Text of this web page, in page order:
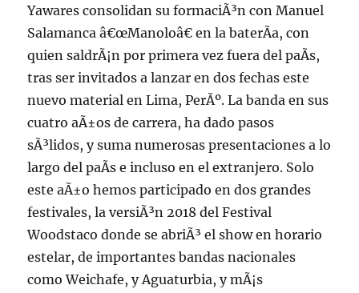
Yawares consolidan su formaciÃ³n con Manuel
Salamanca â€œManoloâ€ en la baterÃ­a, con
quien saldrÃ¡n por primera vez fuera del paÃ­s,
tras ser invitados a lanzar en dos fechas este
nuevo material en Lima, PerÃº. La banda en sus
cuatro aÃ±os de carrera, ha dado pasos
sÃ³lidos, y suma numerosas presentaciones a lo
largo del paÃ­s e incluso en el extranjero. Solo
este aÃ±o hemos participado en dos grandes
festivales, la versiÃ³n 2018 del Festival
Woodstaco donde se abriÃ³ el show en horario
estelar, de importantes bandas nacionales
como Weichafe, y Aguaturbia, y mÃ¡s